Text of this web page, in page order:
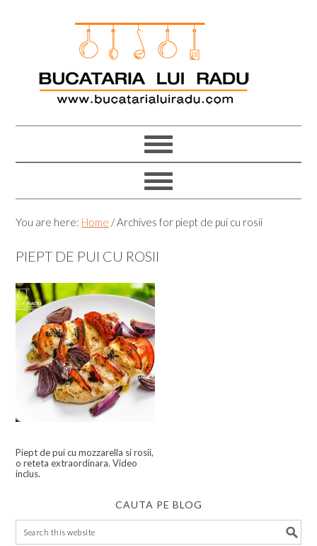
You are here: Home /Archives for piept de pui cu rosii
PIEPT DE PUI CU ROSII
Piept de pui cu mozzarella si rosii,
o reteta extraordinara. Video
inclus.
CAUTA PE BLOG